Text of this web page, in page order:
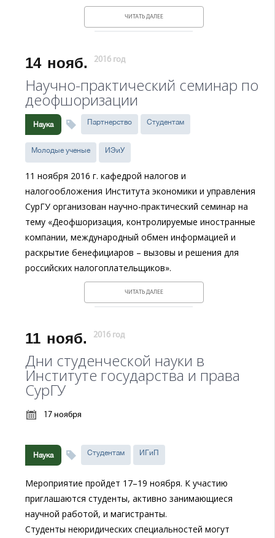
ЧИТАТЬ ДАЛЕЕ
14 нояб. 2016 год
Научно-практический семинар по
деофшоризации
Наука Партнерство Студентам
Молодые ученые ИЭиУ
11 ноября 2016 г. кафедрой налогов и
налогообложения Института экономики и управления
СурГУ организован научно-практический семинар на
тему «Деофшоризация, контролируемые иностранные
компании, международный обмен информацией и
раскрытие бенефициаров – вызовы и решения для
российских налогоплательщиков».
ЧИТАТЬ ДАЛЕЕ
11 нояб. 2016 год
Дни студенческой науки в
Институте государства и права
СурГУ
17 ноября
Наука Студентам ИГиП
Мероприятие пройдет 17–19 ноября. К участию
приглашаются студенты, активно занимающиеся
научной работой, и магистранты.
Студенты неюридических специальностей могут